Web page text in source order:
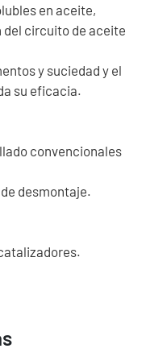
en aceite,
del circuito de aceite
y suciedad y el
su eficacia.
convencionales
desmontaje.